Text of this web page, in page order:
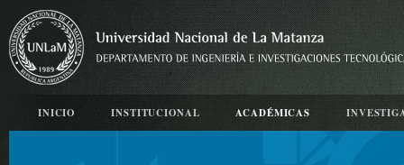
INICIO INSTITUCIONAL ACADÉMICAS